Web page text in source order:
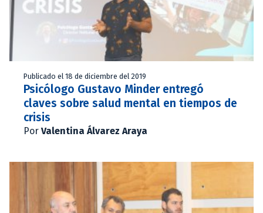
Publicado el 18 de diciembre del 2019
Psicólogo Gustavo Minder entregó
claves sobre salud mental en tiempos de
crisis
Por Valentina Álvarez Araya